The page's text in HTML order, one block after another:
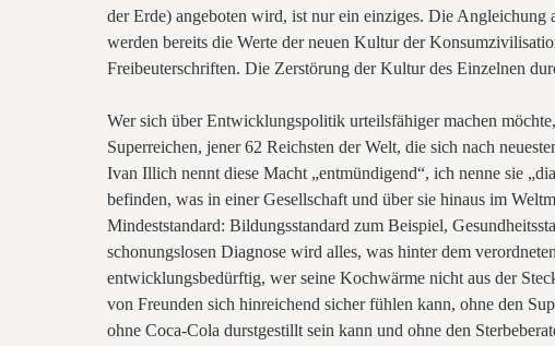
der Erde) angeboten wird, ist nur ein einziges. Die
werden bereits die Werte der neuen Kultur der
Freibeuterschriften. Die Zerstörung der Kultur des Einzelnen
Wer sich über Entwicklungspolitik urteilsfähiger machen
Superreichen, jener 62 Reichsten der Welt, die sich nach
Ivan Illich nennt diese Macht „entmündigend“, ich nenne sie
befinden, was in einer Gesellschaft und über sie hinaus im
Mindeststandard: Bildungsstandard zum Beispiel,
schonungslosen Diagnose wird alles, was hinter dem
entwicklungsbedürftig, wer seine Kochwärme nicht aus der
von Freunden sich hinreichend sicher fühlen kann, ohne den
ohne Coca-Cola durstgestillt sein kann und ohne den